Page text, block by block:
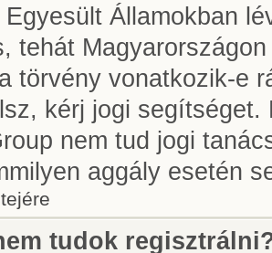
Államokban
tehát
törvény vonatkozik-e
kérj jogi
nem tud jogi
aggály esetén
tudok